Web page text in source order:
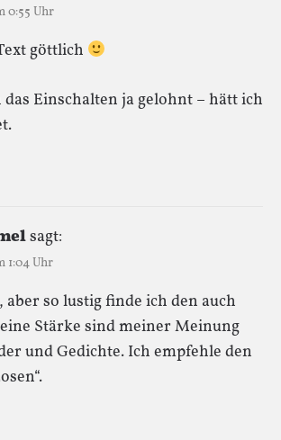
0:55 Uhr
göttlich
Einschalten ja gelohnt – hätt ich
sagt:
1:04 Uhr
aber so lustig finde ich den auch
Stärke sind meiner Meinung
und Gedichte. Ich empfehle den